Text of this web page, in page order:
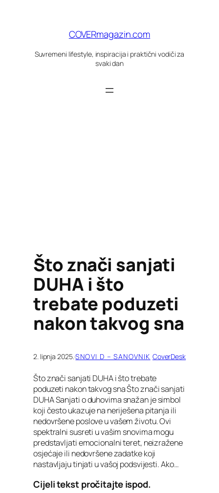
COVERmagazin.com
Suvremeni lifestyle, inspiracija i praktični vodiči za
svaki dan
Što znači sanjati
DUHA i što
trebate poduzeti
nakon takvog sna
2. lipnja 2025. ·SNOVI D – SANOVNIK CoverDesk
Što znači sanjati DUHA i što trebate
poduzeti nakon takvog sna Što znači sanjati
DUHA Sanjati o duhovima snažan je simbol
koji često ukazuje na neriješena pitanja ili
nedovršene poslove u vašem životu. Ovi
spektralni susreti u vašim snovima mogu
predstavljati emocionalni teret, neizražene
osjećaje ili nedovršene zadatke koji
nastavljaju tinjati u vašoj podsvijesti. Ako…
Cijeli tekst pročitajte ispod.